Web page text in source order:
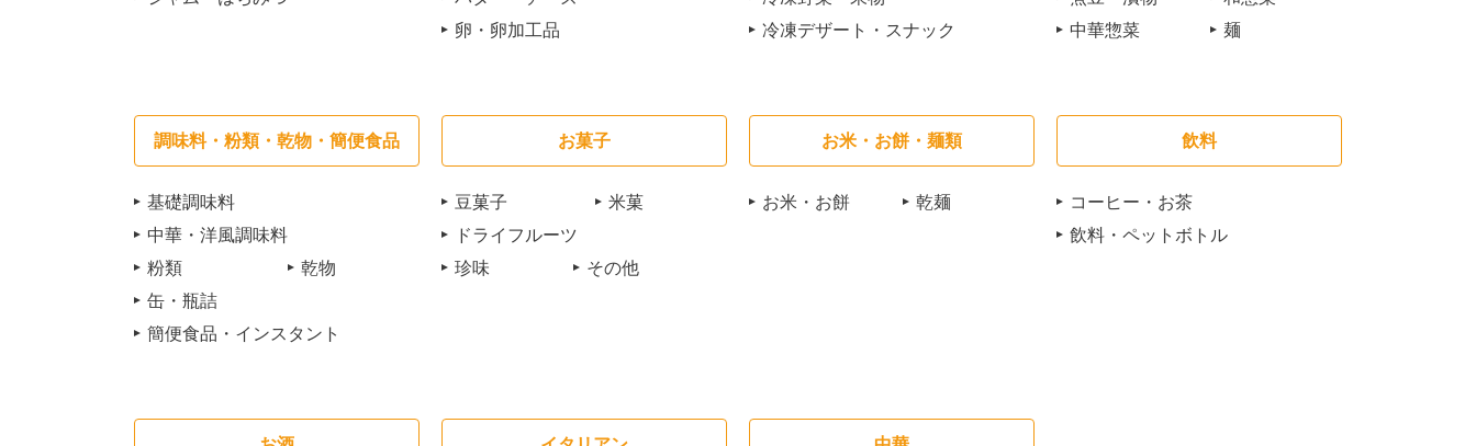
卵・卵加工品
冷凍デザート・スナック
中華惣菜
麺
調味料・粉類・乾物・簡便食品
基礎調味料
中華・洋風調味料
粉類
乾物
缶・瓶詰
簡便食品・インスタント
お菓子
豆菓子
米菓
ドライフルーツ
珍味
その他
お米・お餅・麺類
お米・お餅 乾麺
飲料
コーヒー・お茶
飲料・ペットボトル